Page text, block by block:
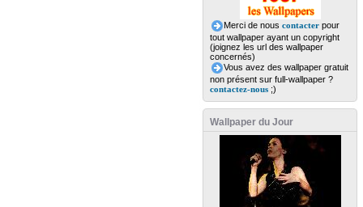
Merci de nous contacterpour
tout wallpaper ayant un copyright
(joignez les url des wallpaper
concernés)
Vous avez des wallpaper gratuit
non présent sur full-wallpaper ?
contactez-nous;)
Wallpaper du Jour